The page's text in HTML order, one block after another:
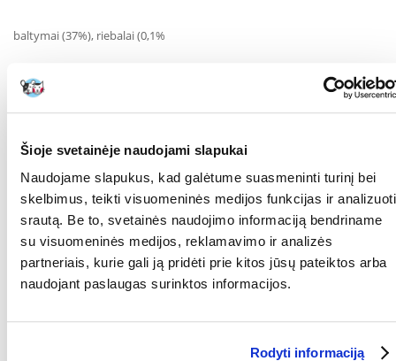
Šioje svetainėje naudojami slapukai
Naudojame slapukus, kad galėtume suasmeninti turinį bei
skelbimus, teikti visuomeninės medijos funkcijas ir analizuoti
srautą. Be to, svetainės naudojimo informaciją bendriname
su visuomeninės medijos, reklamavimo ir analizės
partneriais, kurie gali ją pridėti prie kitos jūsų pateiktos arba
naudojant paslaugas surinktos informacijos.
Rodyti informaciją
baltymai (37%), riebalai (0,1%
Ilgis: 8-9 cm
Maitinimo rekomendacijos:
panardinti į verdantį vandenį, kad atsiskleistų natūralus aromatas ir
skonis.
Vartoti visada reikia prižiūrint slaugytojui.
Dėl natūralios gaminio kilmės jis gali šiek tiek skirtis nuo pavaizduoto
paveikslėlyje.
KOKIAM
Šunims